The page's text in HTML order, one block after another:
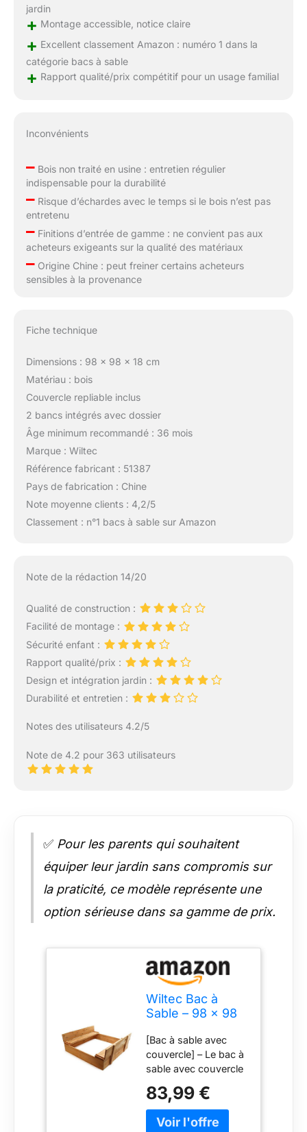
jardin
+ Montage accessible, notice claire
+ Excellent classement Amazon : numéro 1 dans la
catégorie bacs à sable
+ Rapport qualité/prix compétitif pour un usage familial
Inconvénients
–Bois non traité en usine : entretien régulier
indispensable pour la durabilité
–Risque d’échardes avec le temps si le bois n’est pas
entretenu
–Finitions d’entrée de gamme : ne convient pas aux
acheteurs exigeants sur la qualité des matériaux
–Origine Chine : peut freiner certains acheteurs
sensibles à la provenance
Fiche technique
Dimensions : 98 x 98 x 18 cm
Matériau : bois
Couvercle repliable inclus
2 bancs intégrés avec dossier
Âge minimum recommandé : 36 mois
Marque : Wiltec
Référence fabricant : 51387
Pays de fabrication : Chine
Note moyenne clients : 4,2/5
Classement : n°1 bacs à sable sur Amazon
Note de la rédaction 14/20
Qualité de construction :
Facilité de montage :
Sécurité enfant :
Rapport qualité/prix :
Design et intégration jardin :
Durabilité et entretien :
Notes des utilisateurs 4.2/5
Note de 4.2 pour 363 utilisateurs
✅ Pour les parents qui souhaitent
équiper leur jardin sans compromis sur
la praticité, ce modèle représente une
option sérieuse dans sa gamme de prix.
Wiltec Bac à
Sable – 98 x 98
Bois – avec
Couvercle
Repliable, 2
Bancs intégrés
avec Dossier –
Jeux extérieur
Enfants
[Bac à sable avec
couvercle] – Le bac à
sable avec couvercle
pour offrir un espace
de jeu sécurisé aux
enfants. Son
83,99 €